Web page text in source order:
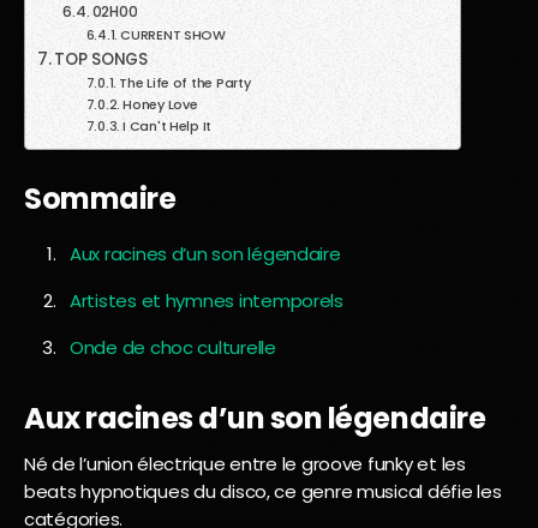
02H00
CURRENT SHOW
TOP SONGS
The Life of the Party
Honey Love
I Can't Help It
Sommaire
Aux racines d’un son légendaire
Artistes et hymnes intemporels
Onde de choc culturelle
Aux racines d’un son légendaire
Né de l’union électrique entre le groove funky et les
beats hypnotiques du disco, ce genre musical défie les
catégories.